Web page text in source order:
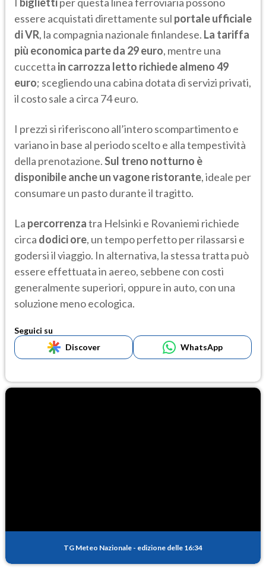
essere acquistati direttamente sul portale ufficiale
di VR, la compagnia nazionale finlandese. La tariffa
più economica parte da 29 euro, mentre una
cuccetta in carrozza letto richiede almeno 49
euro; scegliendo una cabina dotata di servizi privati,
il costo sale a circa 74 euro.
I prezzi si riferiscono all’intero scompartimento e
variano in base al periodo scelto e alla tempestività
della prenotazione.Sul treno notturno è
disponibile anche un vagone ristorante, ideale per
consumare un pasto durante il tragitto.
La percorrenzatra Helsinki e Rovaniemi richiede
circa dodici ore, un tempo perfetto per rilassarsi e
godersi il viaggio. In alternativa, la stessa tratta può
essere effettuata in aereo, sebbene con costi
generalmente superiori, oppure in auto, con una
soluzione meno ecologica.
Seguici su
Discover
WhatsApp
TG Meteo Nazionale - edizione delle 16:34